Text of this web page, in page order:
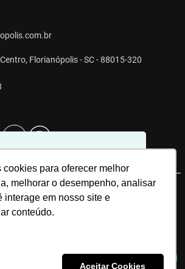
para personalizar
a sua experiência.
política de cookies
cookies para oferecer melhor
melhorar o desempenho, analisar
interage em nosso site e
conteúdo.
Aceitar Cookies
Florianópolis - SC - 88015-320
Florianópolis | CRECI: 8863J | Desenvolvido